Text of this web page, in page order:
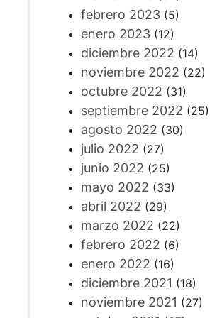
febrero 2023(5)
enero 2023(12)
diciembre 2022 (14)
noviembre 2022 (22)
octubre 2022 (31)
septiembre 2022 (25)
agosto 2022 (30)
julio 2022 (27)
junio 2022 (25)
mayo 2022 (33)
abril 2022 (29)
marzo 2022 (22)
febrero 2022 (6)
enero 2022 (16)
diciembre 2021 (18)
noviembre 2021 (27)